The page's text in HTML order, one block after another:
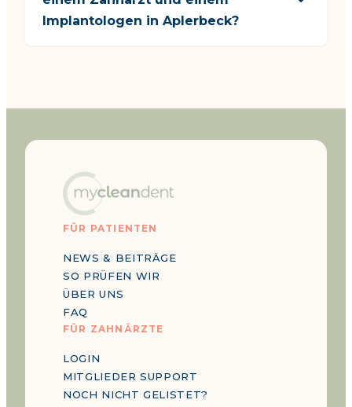
Implantologen in Aplerbeck?
FÜR PATIENTEN
NEWS & BEITRÄGE
SO PRÜFEN WIR
ÜBER UNS
FAQ
FÜR ZAHNÄRZTE
LOGIN
MITGLIEDER SUPPORT
NOCH NICHT GELISTET?